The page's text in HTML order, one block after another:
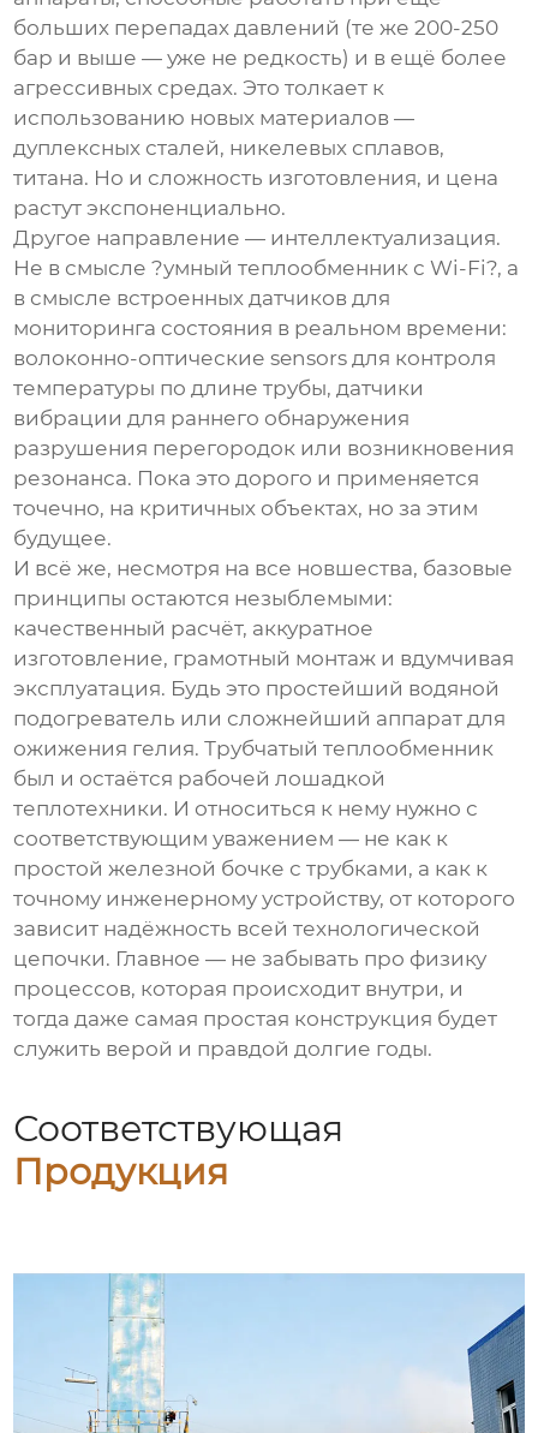
больших перепадах давлений (те же 200-250
бар и выше — уже не редкость) и в ещё более
агрессивных средах. Это толкает к
использованию новых материалов —
дуплексных сталей, никелевых сплавов,
титана. Но и сложность изготовления, и цена
растут экспоненциально.
Другое направление — интеллектуализация.
Не в смысле ?умный теплообменник с Wi-Fi?, а
в смысле встроенных датчиков для
мониторинга состояния в реальном времени:
волоконно-оптические sensors для контроля
температуры по длине трубы, датчики
вибрации для раннего обнаружения
разрушения перегородок или возникновения
резонанса. Пока это дорого и применяется
точечно, на критичных объектах, но за этим
будущее.
И всё же, несмотря на все новшества, базовые
принципы остаются незыблемыми:
качественный расчёт, аккуратное
изготовление, грамотный монтаж и вдумчивая
эксплуатация. Будь это простейший водяной
подогреватель или сложнейший аппарат для
ожижения гелия.Трубчатый теплообменник
был и остаётся рабочей лошадкой
теплотехники. И относиться к нему нужно с
соответствующим уважением — не как к
простой железной бочке с трубками, а как к
точному инженерному устройству, от которого
зависит надёжность всей технологической
цепочки. Главное — не забывать про физику
процессов, которая происходит внутри, и
тогда даже самая простая конструкция будет
служить верой и правдой долгие годы.
Соответствующая
Продукция